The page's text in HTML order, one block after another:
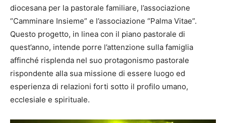
diocesana per la pastorale familiare, l’associazione
“Camminare Insieme” e l’associazione “Palma Vitae”.
Questo progetto, in linea con il piano pastorale di
quest’anno, intende porre l’attenzione sulla famiglia
affinché risplenda nel suo protagonismo pastorale
rispondente alla sua missione di essere luogo ed
esperienza di relazioni forti sotto il profilo umano,
ecclesiale e spirituale.